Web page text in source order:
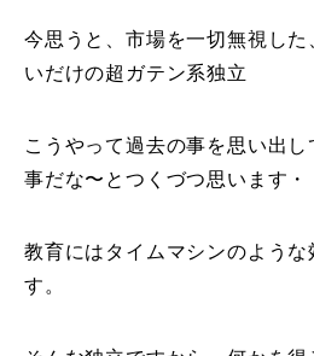
今思うと、市場を一切無視し
いだけの超ガテン系独立
こうやって過去の事を思い出
事だな〜とつくづつ思います・
教育にはタイムマシンのような
す。